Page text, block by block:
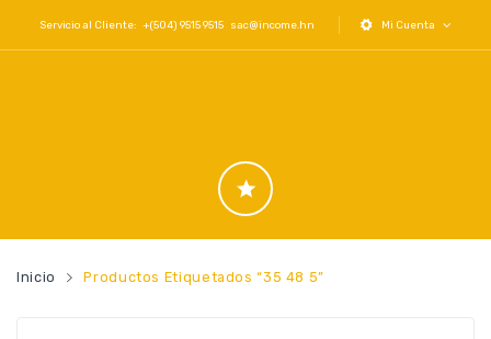
Servicio al Cliente: +(504) 9515 9515 sac@income.hn Mi Cuenta
Inicio Productos Etiquetados “35 48 5”